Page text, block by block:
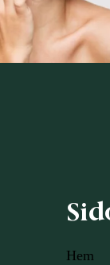
Hem